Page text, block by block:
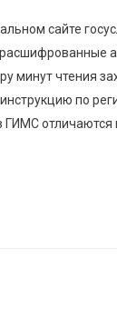
сайте
минут чтения
по
ГИМС отличаются